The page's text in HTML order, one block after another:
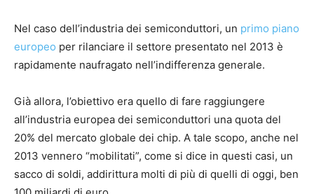
Nel caso dell’industria dei semiconduttori, un primo piano
europeo per rilanciare il settore presentato nel 2013 è
rapidamente naufragato nell’indifferenza generale.
Già allora, l’obiettivo era quello di fare raggiungere
all’industria europea dei semiconduttori una quota del
20% del mercato globale dei chip. A tale scopo, anche nel
2013 vennero “mobilitati”, come si dice in questi casi, un
sacco di soldi, addirittura molti di più di quelli di oggi, ben